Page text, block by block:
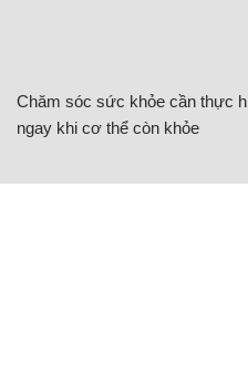
Chăm sóc sức khỏe cần thực
ngay khi cơ thể còn khỏe